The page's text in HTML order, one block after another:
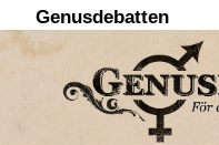
Genusdebatten